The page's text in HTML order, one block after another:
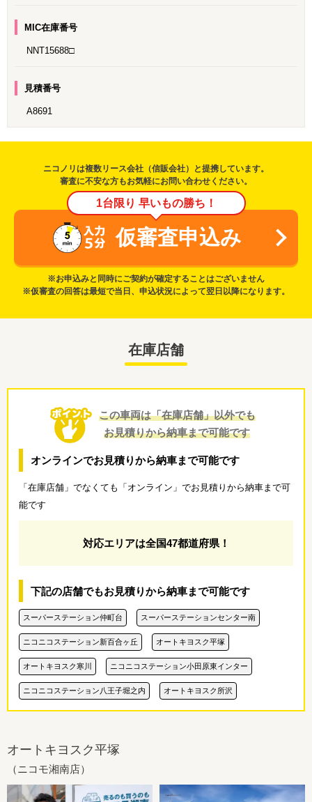
MIC在庫番号
NNT15688□
見積番号
A8691
ニコノリは複数リース会社（信販会社）と提携しています。
審査に不安な方もお気軽にお問い合わせください。
1台限り 早いもの勝ち！
仮審査申込み
※お申込みと同時にご契約が確定することはございません
※仮審査の回答は最短で当日、申込状況によって翌日以降になります。
在庫店舗
この車両は「在庫店舗」以外でも
お見積りから納車まで可能です
オンラインでお見積りから納車まで可能です
「在庫店舗」でなくても「オンライン」でお見積りから納車まで可
能です
対応エリアは全国47都道府県！
下記の店舗でもお見積りから納車まで可能です
スーパーステーション仲町台 スーパーステーションセンター南
ニコニコステーション新百合ヶ丘 オートキヨスク平塚
オートキヨスク寒川 ニコニコステーション小田原東インター
ニコニコステーション八王子堀之内 オートキヨスク所沢
オートキヨスク平塚
（ニコモ湘南店）